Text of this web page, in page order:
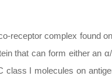
receptor complex found
that can form either
class I molecules on